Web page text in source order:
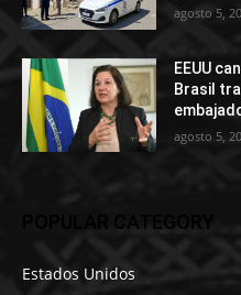
agosto 5,
EEUU
Brasil
agosto 5,
POPULAR CATEGORY
Estados Unidos